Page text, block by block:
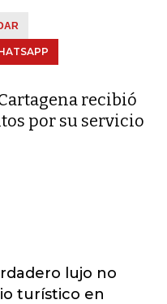
recibió
por su servicio
lujo no
turístico en